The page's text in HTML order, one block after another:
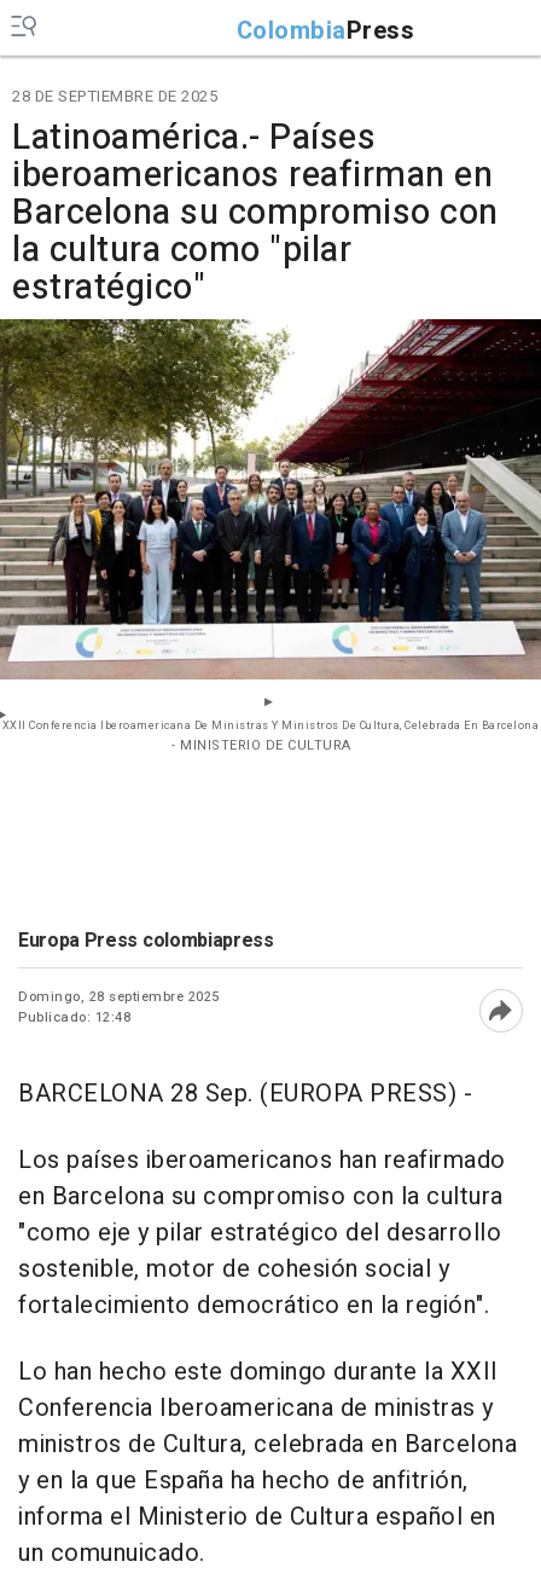
ColombiaPress
28 DE SEPTIEMBRE DE 2025
Latinoamérica.- Países
iberoamericanos reafirman en
Barcelona su compromiso con
la cultura como "pilar
estratégico"
XXII Conferencia Iberoamericana De Ministras Y Ministros De Cultura, Celebrada En Barcelona
- MINISTERIO DE CULTURA
Europa Press colombiapress
Domingo, 28 septiembre 2025
Publicado: 12:48
BARCELONA 28 Sep. (EUROPA PRESS) -
Los países iberoamericanos han reafirmado
en Barcelona su compromiso con la cultura
"como eje y pilar estratégico del desarrollo
sostenible, motor de cohesión social y
fortalecimiento democrático en la región".
Lo han hecho este domingo durante la XXII
Conferencia Iberoamericana de ministras y
ministros de Cultura, celebrada en Barcelona
y en la que España ha hecho de anfitrión,
informa el Ministerio de Cultura español en
un comunuicado.